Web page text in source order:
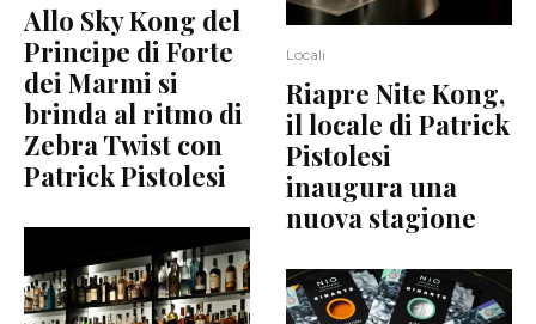
Allo Sky Kong del
Principe di Forte
dei Marmi si
brinda al ritmo di
Zebra Twist con
Patrick Pistolesi
Locali
Riapre Nite Kong,
il locale di Patrick
Pistolesi
inaugura una
nuova stagione